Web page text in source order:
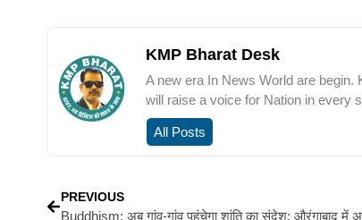
KMP Bharat Desk
A new era In News World are begin.
will raise a voice for Nation in every
All Posts
PREVIOUS